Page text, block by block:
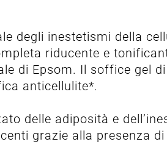
degli inestetismi della
riducente e
di Epsom. Il soffice gel
anticellulite*.
delle adiposità e
grazie alla presenza